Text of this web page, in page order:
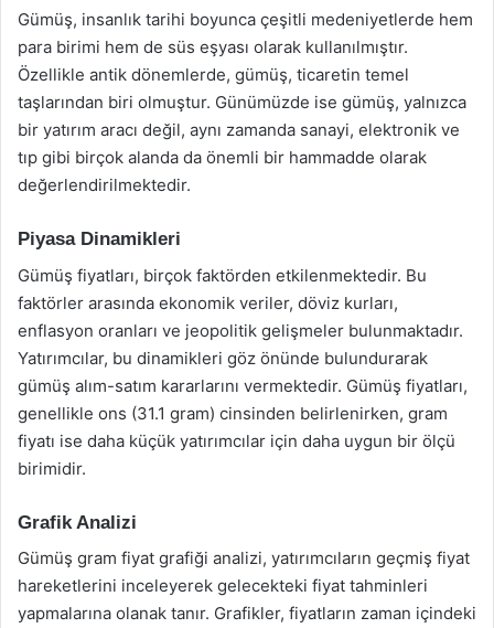
Gümüş, insanlık tarihi boyunca çeşitli medeniyetlerde hem
para birimi hem de süs eşyası olarak kullanılmıştır.
Özellikle antik dönemlerde, gümüş, ticaretin temel
taşlarından biri olmuştur. Günümüzde ise gümüş, yalnızca
bir yatırım aracı değil, aynı zamanda sanayi, elektronik ve
tıp gibi birçok alanda da önemli bir hammadde olarak
değerlendirilmektedir.
Piyasa Dinamikleri
Gümüş fiyatları, birçok faktörden etkilenmektedir. Bu
faktörler arasında ekonomik veriler, döviz kurları,
enflasyon oranları ve jeopolitik gelişmeler bulunmaktadır.
Yatırımcılar, bu dinamikleri göz önünde bulundurarak
gümüş alım-satım kararlarını vermektedir. Gümüş fiyatları,
genellikle ons (31.1 gram) cinsinden belirlenirken, gram
fiyatı ise daha küçük yatırımcılar için daha uygun bir ölçü
birimidir.
Grafik Analizi
Gümüş gram fiyat grafiği analizi, yatırımcıların geçmiş fiyat
hareketlerini inceleyerek gelecekteki fiyat tahminleri
yapmalarına olanak tanır. Grafikler, fiyatların zaman içindeki